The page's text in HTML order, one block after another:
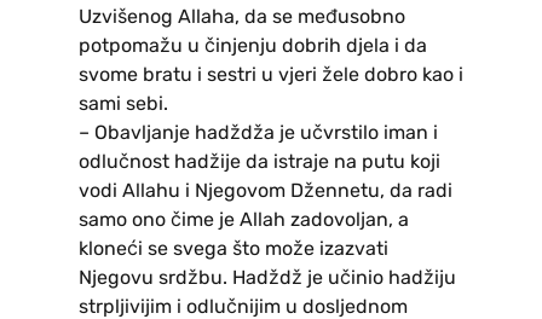
Uzvišenog Allaha, da se međusobno
potpomažu u činjenju dobrih djela i da
svome bratu i sestri u vjeri žele dobro kao i
sami sebi.
– Obavljanje hadždža je učvrstilo iman i
odlučnost hadžije da istraje na putu koji
vodi Allahu i Njegovom Džennetu, da radi
samo ono čime je Allah zadovoljan, a
kloneći se svega što može izazvati
Njegovu srdžbu. Hadždž je učinio hadžiju
strpljivijim i odlučnijim u dosljednom